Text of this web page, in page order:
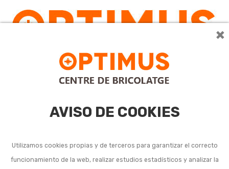
×
AVISO DE COOKIES
Utilizamos cookies propias y de terceros para garantizar el correcto
funcionamiento de la web, realizar estudios estadísticos y analizar la